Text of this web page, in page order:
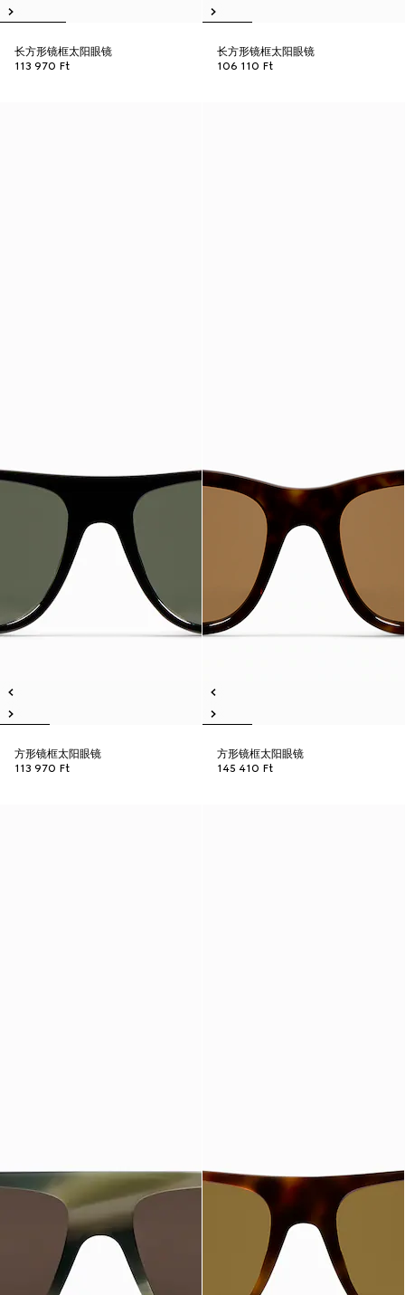
长方形镜框太阳眼镜
113 970 Ft
长方形镜框太阳眼镜
106 110 Ft
方形镜框太阳眼镜
113 970 Ft
方形镜框太阳眼镜
145 410 Ft